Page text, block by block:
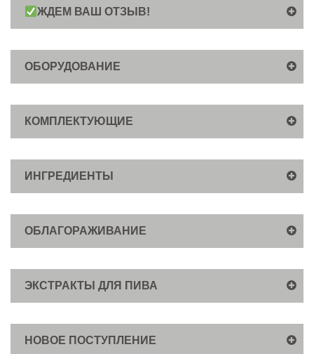
ЖДЕМ ВАШ ОТЗЫВ!
ОБОРУДОВАНИЕ
КОМПЛЕКТУЮЩИЕ
ИНГРЕДИЕНТЫ
ОБЛАГОРАЖИВАНИЕ
ЭКСТРАКТЫ ДЛЯ ПИВА
НОВОЕ ПОСТУПЛЕНИЕ